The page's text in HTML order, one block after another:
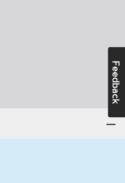
Feedback